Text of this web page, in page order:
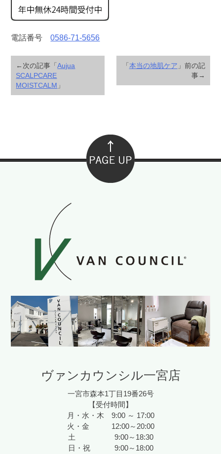
電話番号0586-71-5656
「本当の地肌ケア 」前の記
事→
←次の記事「Aujua
SCALPCARE
MOISTCALM 」
ヴァンカウンシル一宮店
一宮市森本1丁目19番26号
【受付時間】
月・水・木 9:00 ～ 17:00
火・金 12:00～20:00
土 9:00～18:30
日・祝 9:00～18:00